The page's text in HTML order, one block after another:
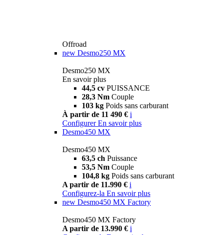
Offroad
new Desmo250 MX
Desmo250 MX
En savoir plus
44,5 cv PUISSANCE
28,3 Nm Couple
103 kg Poids sans carburant
À partir de 11 490 € i
Configurer En savoir plus
Desmo450 MX
Desmo450 MX
63,5 ch Puissance
53,5 Nm Couple
104,8 kg Poids sans carburant
A partir de 11.990 € i
Configurez-la En savoir plus
new Desmo450 MX Factory
Desmo450 MX Factory
A partir de 13.990 € i